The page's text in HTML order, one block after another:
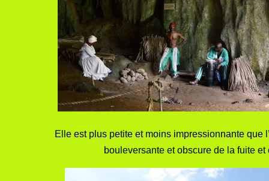
Elle est plus petite et moins impressionnante que
bouleversante et obscure de la fuite